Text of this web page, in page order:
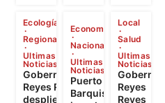
Ecología
Regional
Ultimas
Noticias
Gobernador
Reyes Reyes
despliega
Economía
Nacional
Ultimas
Noticias
Puerto Seco de
Barquisimeto
Local
Salud
Ultimas
Noticias
Reyes
Reyes